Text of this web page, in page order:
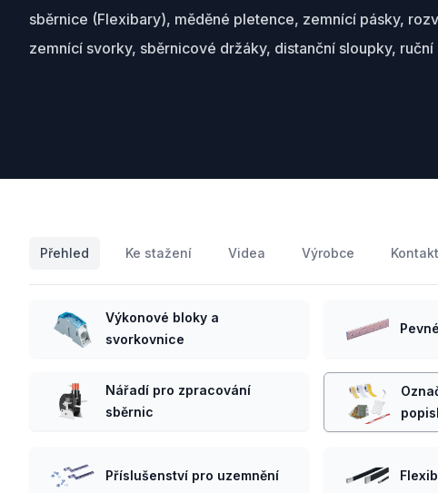
sběrnice (Flexibary), měděné pletence, zemnící pásky,
zemnící svorky, sběrnicové držáky, distanční sloupky,
Přehled Ke stažení Videa Výrobce Kontakt
Výkonové bloky a
svorkovnice
Nářadí pro zpracování
sběrnic
Příslušenství pro uzemnění